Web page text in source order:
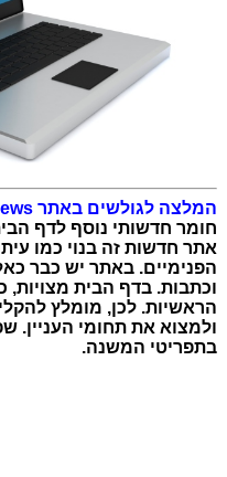
המלצה לגולשים באתר TelecomNews:
חומר חדשותי נוסף לדף
אתר חדשות זה בנוי כמו
הפנימיים. באתר יש כבר
וכתבות. בדף הבית מצויות,
הראשיות. לכן, מומלץ
ולמצוא את תחומי העניין.
בתפריטי המשנה.